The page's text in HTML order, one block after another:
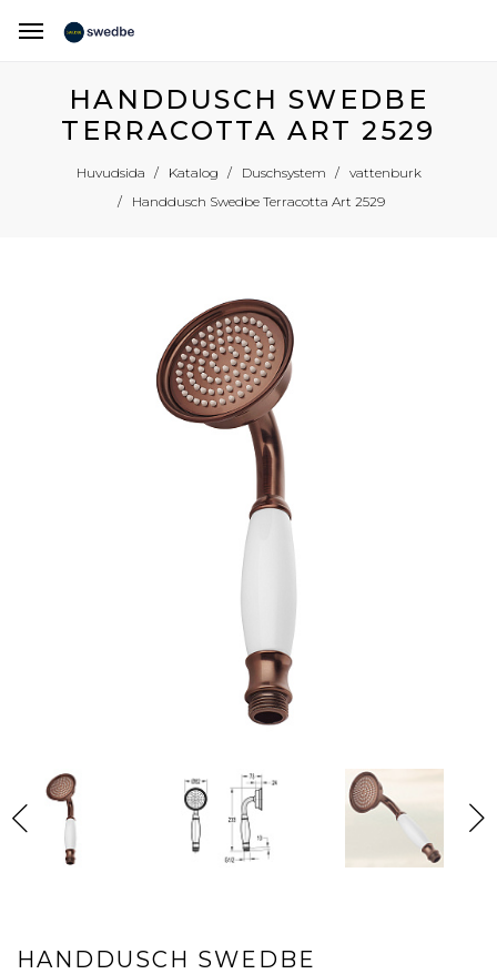
HANDDUSCH SWEDBE
TERRACOTTA ART 2529
Huvudsida Katalog Duschsystem
vattenburk
Handdusch Swedbe Terracotta Art 2529
HANDDUSCH SWEDBE